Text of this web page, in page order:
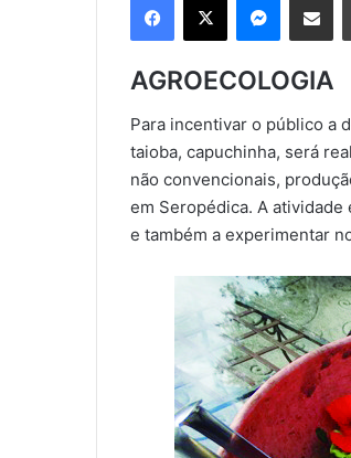
m
-
l
AGROECOLOGIA
Para incentivar o público a
taioba, capuchinha, será
não convencionais,
em Seropédica. A
e também a experimentar